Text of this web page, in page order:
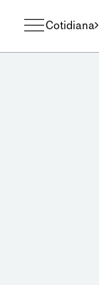
Cotidiana